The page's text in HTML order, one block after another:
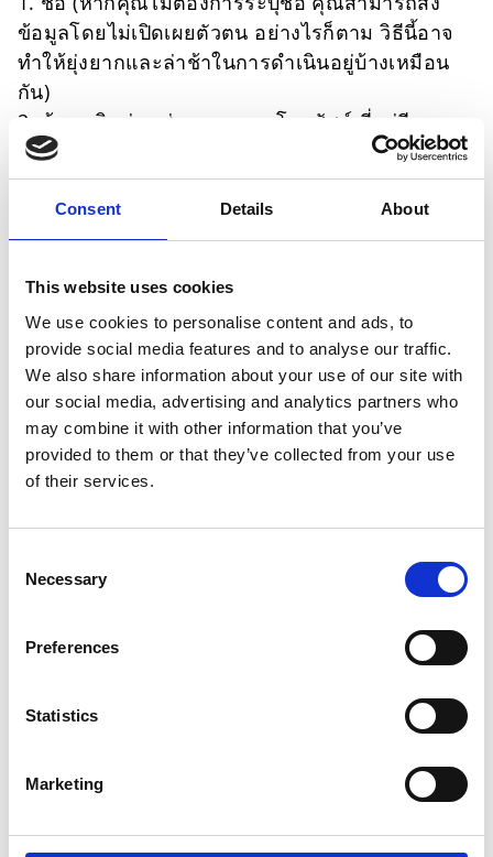
Consent Details About
This website uses cookies
We use cookies to personalise content and ads, to
provide social media features and to analyse our traffic.
We also share information about your use of our site with
our social media, advertising and analytics partners who
may combine it with other information that you’ve
provided to them or that they’ve collected from your use
of their services.
Selection
Necessary
Preferences
Statistics
Marketing
ข้อมูลโดยไม่เปิดเผยตัวตน อย่างไรก็ตาม วิธีนี้อาจ
ทำให้ยุ่งยากและล่าช้าในการดำเนินอยู่บ้างเหมือน
กัน)
2. ข้อมูลติดต่อ เช่น หมายเลขโทรศัพท์ ที่อยู่อีเมล
หรือที่อยู่ทางไปรษณีย์
3. ประเทศและเมืองที่คุณอาศัยอยู่ และสถานที่ผลิต
หรือข้อมูลอื่นๆ (ถ้ามี) ที่สามารถระบุตำแหน่งได้อย่าง
ชัดเจน
ของประกาศเกี่ยวกับสิทธิมนุษยชน สิ่งแวดล้อม
สุขภาพ หรือความปลอดภัย และหากมีหลักฐาน
สนับสนุนก็โปรดส่งมาด้วย
5. ข้อมูลไม่ว่าของผู้ร้องเรียนหรือผู้ได้รับผลกระทบ
คนอื่นๆ จะไม่มีเปิดเผย และจะได้รับการคุ้มครอง
ตามกฎหมาย
1. หลังจากได้รับข้อความ เราจะตอบรับการร้องเรียน
2. เจ้าหน้าที่ด้านสิทธิมนุษยชนของ DEICHMANN จะ
ตรวจสอบเหตุผลของการร้องเรียนและหลักฐาน
สนับสนุน หากพบว่าข้อร้องเรียนมีเหตุผลอันน่าเชื่อถือ
จะมีการสอบสวนโดยละเอียด โดยจะแจ้งให้ผู้ร้อง
3. หากจำเป็นต้องมีการตรวจสอบในเชิงลึก ทาง